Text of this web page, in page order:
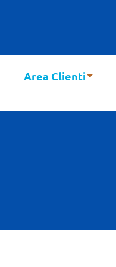
Area Clienti